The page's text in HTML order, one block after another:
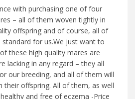
with purchasing one of four
– all of them woven tightly in
offspring and of course, all of
standard for us.We just want to
these high quality mares are
lacking in any regard – they all
our breeding, and all of them will
offspring. All of them, as well
and free of eczema -Price